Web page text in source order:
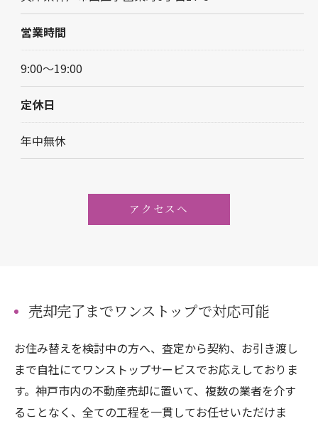
営業時間
9:00～19:00
定休日
年中無休
アクセスへ
売却完了までワンストップで対応可能
お住み替えを検討中の方へ、査定から契約、お引き渡し
まで自社にてワンストップサービスでお応えしておりま
す。神戸市内の不動産売却に置いて、複数の業者を介す
ることなく、全ての工程を一貫してお任せいただけま
お問い合わせはこちら